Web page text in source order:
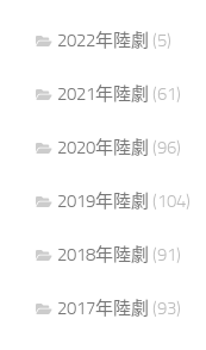
2022年陸劇 (5)
2021年陸劇 (61)
2020年陸劇 (96)
2019年陸劇 (104)
2018年陸劇 (91)
2017年陸劇 (93)